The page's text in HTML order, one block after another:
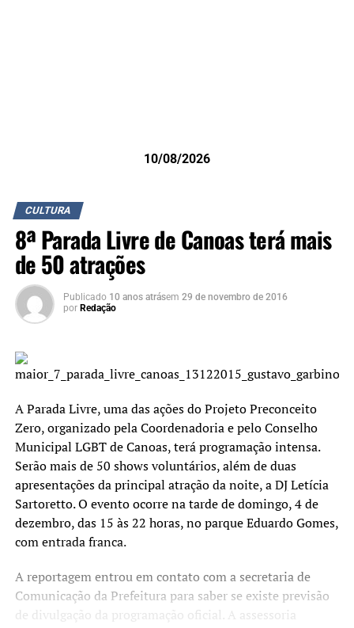
10/08/2026
CULTURA
8ª Parada Livre de Canoas terá mais
de 50 atrações
Publicado 10 anos atrásem 29 de novembro de 2016
por Redação
A Parada Livre, uma das ações do Projeto Preconceito
Zero, organizado pela Coordenadoria e pelo Conselho
Municipal LGBT de Canoas, terá programação intensa.
Serão mais de 50 shows voluntários, além de duas
apresentações da principal atração da noite, a DJ Letícia
Sartoretto. O evento ocorre na tarde de domingo, 4 de
dezembro, das 15 às 22 horas, no parque Eduardo Gomes,
com entrada franca.
A reportagem entrou em contato com a secretaria de
Comunicação da Prefeitura para saber se existe previsão
de divulgação da programação oficial. A assessoria